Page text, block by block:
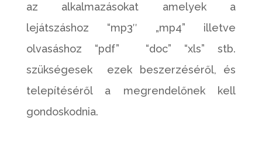
az alkalmazásokat amelyek a
lejátszáshoz “mp3″ „mp4” illetve
olvasáshoz “pdf” “doc” “xls” stb.
szükségesek ezek beszerzéséről, és
telepítéséről a megrendelőnek kell
gondoskodnia.